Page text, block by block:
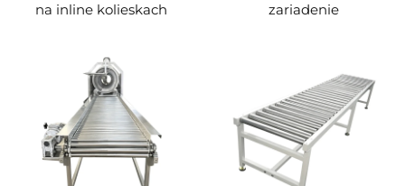
na inline kolieskach
zariadenie